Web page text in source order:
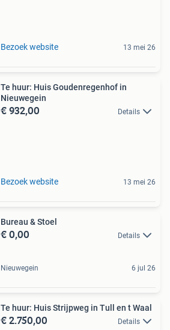
Bezoek website 13 mei 26
Te huur: Huis Goudenregenhof in
Nieuwegein
€ 932,00 Details
Bezoek website 13 mei 26
Bureau & Stoel
€ 0,00 Details
Nieuwegein 6 jul 26
Te huur: Huis Strijpweg in Tull en t Waal
€ 2.750,00 Details